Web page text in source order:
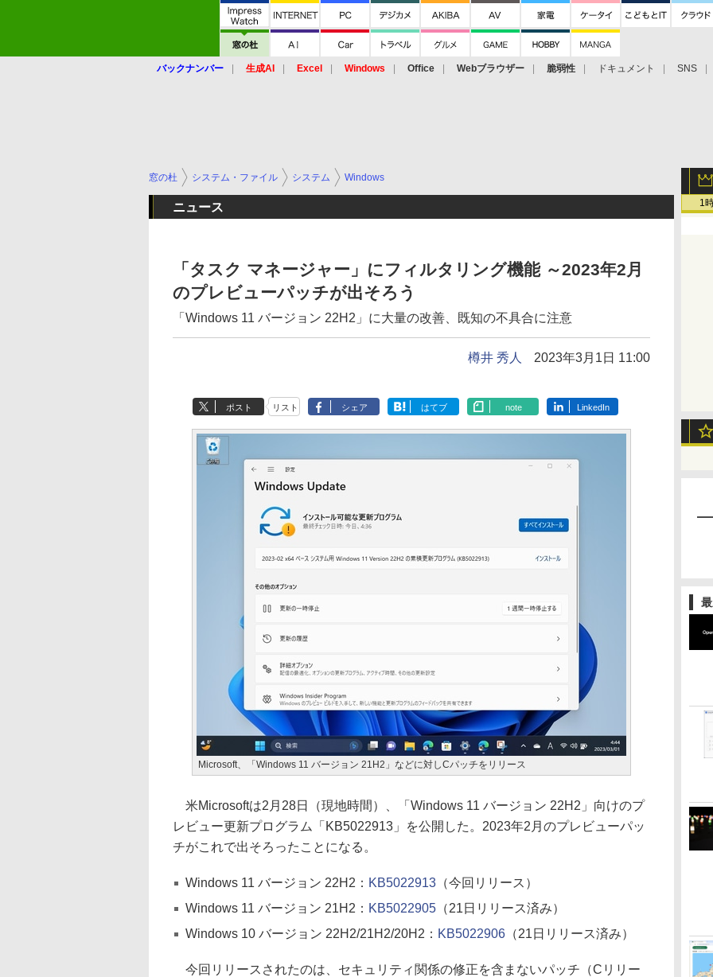
バックナンバー 生成AI Excel Windows Office Webブラウザー 脆弱性 ドキュメント SNS
1
窓の杜 システム・ファイル システム Windows
ニュース
「タスク マネージャー」にフィルタリング機能 ～2023年2月
のプレビューパッチが出そろう
「Windows 11 バージョン 22H2」に大量の改善、既知の不具合に注意
樽井 秀人 2023年3月1日 11:00
ポスト リスト シェア はてブ note LinkedIn
Microsoft、「Windows 11 バージョン 21H2」などに対しCパッチをリリース
米Microsoftは2月28日（現地時間）、「Windows 11 バージョン 22H2」向けのプ
レビュー更新プログラム「KB5022913」を公開した。2023年2月のプレビューパッ
チがこれで出そろったことになる。
Windows 11 バージョン 22H2： KB5022913 （今回リリース）
Windows 11 バージョン 21H2： KB5022905 （21日リリース済み）
Windows 10 バージョン 22H2/21H2/20H2： KB5022906 （21日リリース済み）
今回リリースされたのは、セキュリティ関係の修正を含まないパッチ（Cリリー